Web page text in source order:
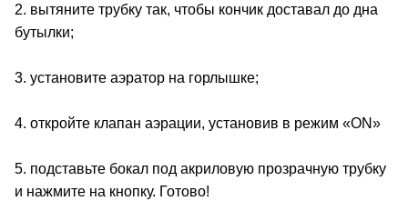
2. вытяните трубку так, чтобы кончик доставал до дна
бутылки;
3. установите аэратор на горлышке;
4. откройте клапан аэрации, установив в режим «ON»
5. подставьте бокал под акриловую прозрачную трубку
и нажмите на кнопку. Готово!